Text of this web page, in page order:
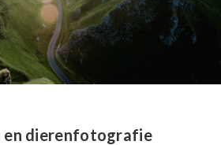
en dierenfotografie